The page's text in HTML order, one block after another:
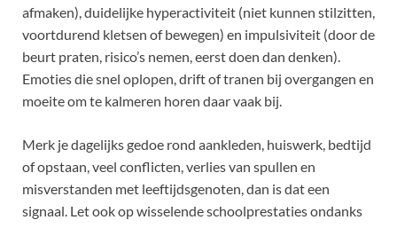
afmaken), duidelijke hyperactiviteit (niet kunnen stilzitten,
voortdurend kletsen of bewegen) en impulsiviteit (door de
beurt praten, risico’s nemen, eerst doen dan denken).
Emoties die snel oplopen, drift of tranen bij overgangen en
moeite om te kalmeren horen daar vaak bij.
Merk je dagelijks gedoe rond aankleden, huiswerk, bedtijd
of opstaan, veel conflicten, verlies van spullen en
misverstanden met leeftijdsgenoten, dan is dat een
signaal. Let ook op wisselende schoolprestaties ondanks